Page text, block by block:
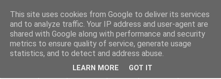
Premios
Links de
Contacto
This site uses cookies from Google to deliver its services
and to analyze traffic. Your IP address and user-agent are
shared with Google along with performance and security
metrics to ensure quality of service, generate usage
statistics, and to detect and address abuse.
LEARN MORE GOT IT